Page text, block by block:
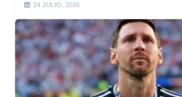
24 JULIO, 2026